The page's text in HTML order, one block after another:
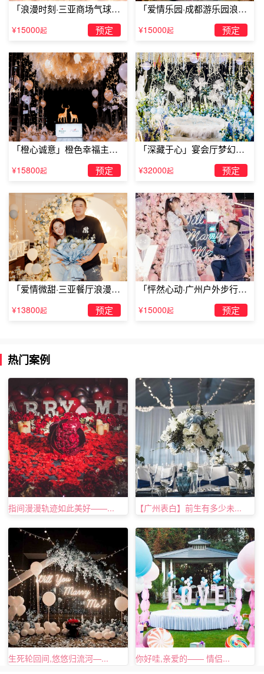
三、少许增加一些发送短信的频度
如果只是写点自己的日常生活，对他而言，可能没多大意
思。发送些他会感兴趣的内容，比如他是喜欢电影、音乐
的，那就以“值得推荐”的方式和他分享一些。与其每条都等
他回信，不如自己享受“我发的短信可能会让他高兴”的乐趣
吧。一旦开始增加频度，就要坚持每天如此，这样对方就能
意识到，你喜欢上了他。
四、偶尔给他打打电话
打电话这个行为很能即时拉近人心距离。这种做法本身就是
一种表白。不过打电话是要占用对方时间的，所以拨通后，
第一时间问清楚对方是否方便讲话。有时一个电话过去，对
方会反问，“你找我有什么事吗?”这时，与其慌忙编造一个
蹩脚的理由，还不如坦诚告知，如果有足够的勇气，就告诉
他，“想听听你的声音”。如果你决定放弃以上那些迂回做
法，当面表白，那么你需要注意的是：表白时，仔细观察对
方的样子。如果对方表情有点不耐烦，那还是打住的为好。
「浪漫时刻·三亚商场气球雨
惊喜求婚」
¥15000起 预定
「爱情乐园·成都游乐园浪漫
求婚」
¥15000起 预定
「橙心诚意」橙色幸福主题
¥15800起 预定
「深藏于心」宴会厅梦幻主
¥32000起 预定
「爱情微甜·三亚餐厅浪漫求
婚」
¥13800起 预定
「怦然心动·广州户外步行街
求婚」
¥15000起 预定
热门案例
指间漫漫轨迹如此美好——... 【广州表白】前生有多少未...
生死轮回间,悠悠归流河—... 你好哇,亲爱的—— 情侣...